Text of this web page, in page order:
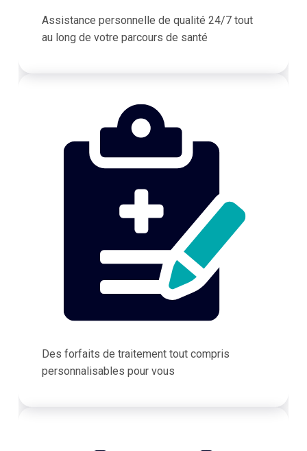
Assistance personnelle de qualité 24/7 tout
au long de votre parcours de santé
Des forfaits de traitement tout compris
personnalisables pour vous